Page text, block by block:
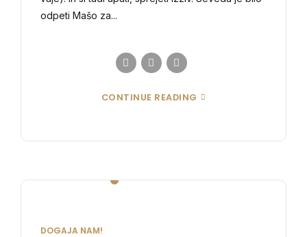
odpeti Mašo za...
CONTINUE READING
DOGAJA NAM!